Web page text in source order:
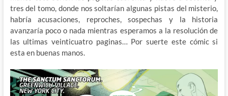
tres del tomo, donde nos soltarían algunas pistas del misterio,
habría acusaciones, reproches, sospechas y la historia
avanzaría poco o nada mientras esperamos a la resolución de
las ultimas veinticuatro paginas… Por suerte este cómic si
esta en buenas manos.